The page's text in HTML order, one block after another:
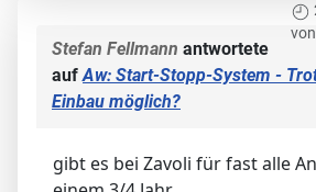
von
Stefan Fellmann antwortete
aufAw: Start-Stopp-System -
Einbau möglich?
gibt es bei Zavoli für fast alle